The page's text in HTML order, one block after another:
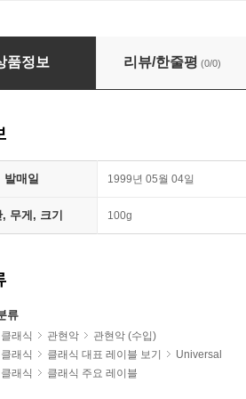
코다이: 하리 야노스 모음곡
품정보 리뷰/한줄평 (0/0)
발매일 1999년 05월 04일
무게, 크기 100g
류
클래식 관현악
관현악 (수입)
클래식 클래식 대표 레이블 보기
Universal
클래식 클래식 주요 레이블